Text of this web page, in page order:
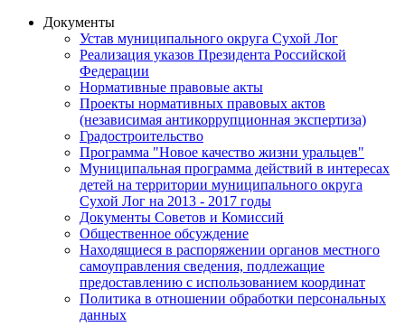
Документы
Устав муниципального округа Сухой Лог
Реализация указов Президента Российской
Федерации
Нормативные правовые акты
Проекты нормативных правовых актов
(независимая антикоррупционная экспертиза)
Градостроительство
Программа "Новое качество жизни уральцев"
Муниципальная программа действий в интересах
детей на территории муниципального округа
Сухой Лог на 2013 - 2017 годы
Документы Советов и Комиссий
Общественное обсуждение
Находящиеся в распоряжении органов местного
самоуправления сведения, подлежащие
предоставлению с использованием координат
Политика в отношении обработки персональных
данных